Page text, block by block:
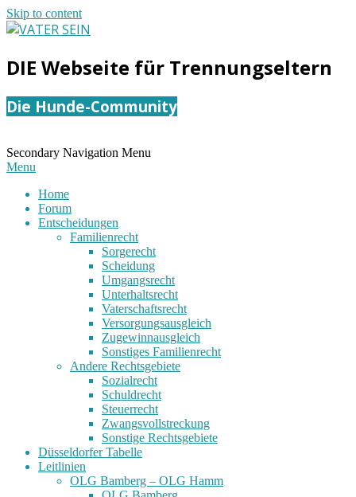
Skip to content
SEIN
DIE Webseite für Trennungseltern
Die Hunde-Community
Secondary Navigation Menu
Menu
Home
Forum
Entscheidungen
Familienrecht
Sorgerecht
Scheidung
Umgangsrecht
Unterhaltsrecht
Vaterschaftsrecht
Versorgungsausgleich
Zugewinnausgleich
Sonstiges Familienrecht
Andere Rechtsgebiete
Sozialrecht
Schuldrecht
Steuerrecht
Zwangsvollstreckung
Sonstige Rechtsgebiete
Düsseldorfer Tabelle
Leitlinien
OLG Bamberg – OLG Hamm